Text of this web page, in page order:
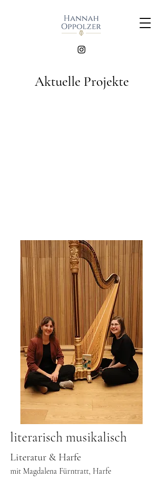
Aktuelle Projekte
literarisch musikalisch
Literatur & Harfe
mit Magdalena Fürntratt, Harfe